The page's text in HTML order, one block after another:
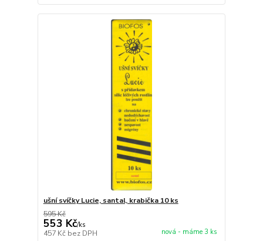
ušní svíčky Lucie, santal, krabička 10 ks
595 Kč
553 Kč/ks
457 Kč bez DPH nová - máme 3 ks